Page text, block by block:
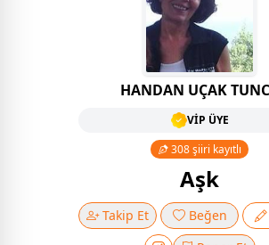
HANDAN UÇAK
VİP ÜYE
308 şiiri kayıtlı
Aşk
Takip Et Beğen